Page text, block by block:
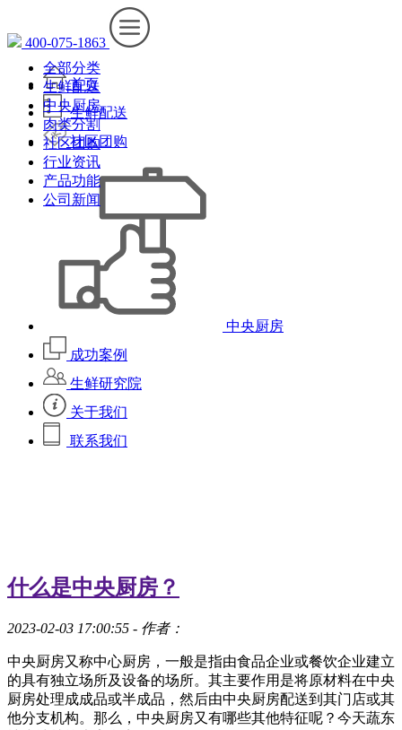
400-075-1863
首页
生鲜配送
社区团购
中央厨房
成功案例
生鲜研究院
关于我们
联系我们
全部分类
生鲜配送
中央厨房
肉类分割
社区团购
行业资讯
产品功能
公司新闻
什么是中央厨房？
2023-02-03 17:00:55 - 作者：
中央厨房又称中心厨房，一般是指由食品企业或餐饮企业建立
的具有独立场所及设备的场所。其主要作用是将原材料在中央
厨房处理成成品或半成品，然后由中央厨房配送到其门店或其
他分支机构。那么，中央厨房又有哪些其他特征呢？今天蔬东